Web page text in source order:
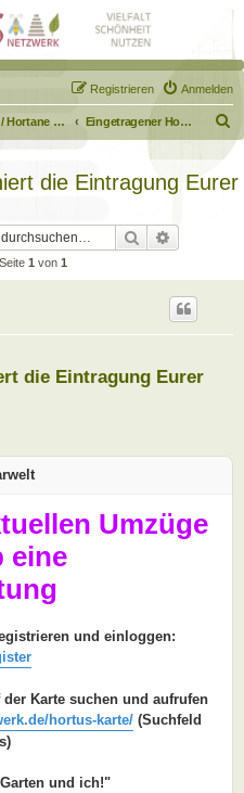
Anmelden
Registrieren
Hortus / Hortane Habitate / Garten auf dem Weg Eingetragener Hortus - Mein Hortus und ich!
u
die Eintragung Eurer
Suche
1 von 1
die Eintragung Eurer
Umzüge
eine
und einloggen:
Karte suchen und aufrufen
hortus-karte/ (Suchfeld
und ich!"